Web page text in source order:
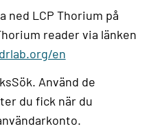
ned LCP Thorium på
reader via länken
en
Använd de
du fick när du